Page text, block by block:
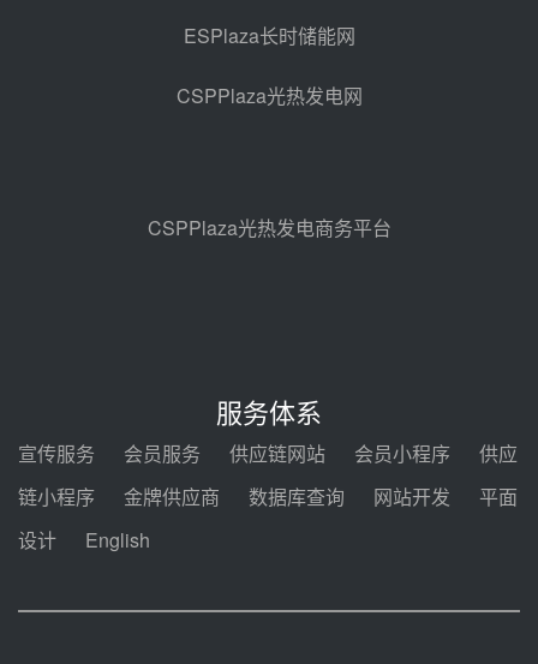
亚核阀业中标天山北麓100MW光
热发电工程EPC总承包项目熔盐截
止阀、熔盐三偏心蝶阀采购
08-05 17:15
包项目熔盐介质超声波流量计采购
08-05 17:09
电机组灵活性改造项目三元液态盐
采购合同
迪尔化工预中标华能西安热工院
2026-2029年熔盐介质框架协议
100MW光热项目机组调试及性能
ESPlaza长时储能网
CSPPlaza光热发电网
CSPPlaza光热发电商务平台
服务体系
宣传服务 会员服务 供应链网站 会员小程序
供应
链小程序
金牌供应商 数据库查询 网站开发
平面
设计
English